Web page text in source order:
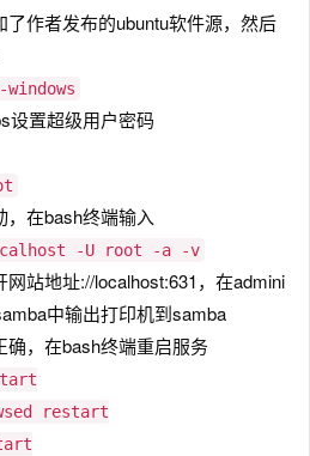
作者发布的ubuntu软件源，然后
置超级用户密码
在bash终端输入
-U root -a -v
站地址://localhost:631，在admini
中输出打印机到samba
，在bash终端重启服务
restart